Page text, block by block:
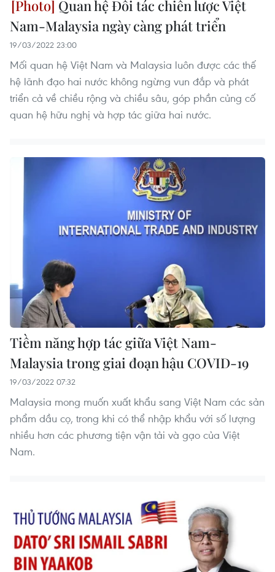
Quan hệ Đối tác chiến lược Việt
Nam-Malaysia ngày càng phát triển
19/03/2022 23:00
Mối quan hệ Việt Nam và Malaysia luôn được các thế
hệ lãnh đạo hai nước không ngừng vun đắp và phát
triển cả về chiều rộng và chiều sâu, góp phần củng cố
quan hệ hữu nghị và hợp tác giữa hai nước.
Tiềm năng hợp tác giữa Việt Nam-
Malaysia trong giai đoạn hậu COVID-19
19/03/2022 07:32
Malaysia mong muốn xuất khẩu sang Việt Nam các sản
phẩm dầu cọ, trong khi có thể nhập khẩu với số lượng
nhiều hơn các phương tiện vận tải và gạo của Việt
Nam.